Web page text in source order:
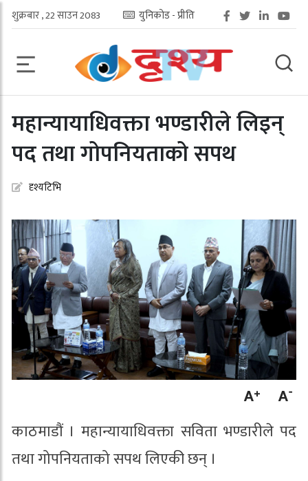
शुक्रबार , 22 साउन 2083 युनिकोड - प्रीति
महान्यायाधिवक्ता भण्डारीले लिइन्
पद तथा गोपनियताको सपथ
दृश्यटिभि
काठमाडौं । महान्यायाधिवक्ता सविता भण्डारीले पद
तथा गोपनियताको सपथ लिएकी छन् ।